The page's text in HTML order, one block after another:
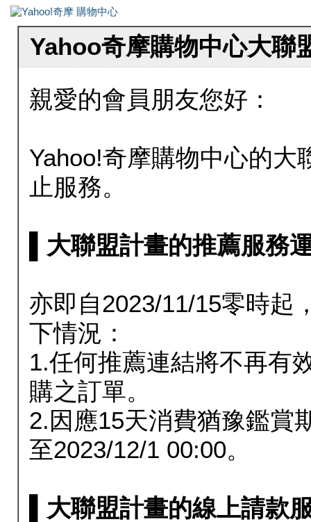
Yahoo奇摩購物中心大聯
親愛的會員朋友您好：
Yahoo!奇摩購物中心的大
止服務。
▌大聯盟計畫的推薦服務
亦即自2023/11/15零時起
下情況：
1.任何推薦連結將不再有
購之訂單。
2.因應15天消費猶豫鑑賞
至2023/12/1 00:00。
▌大聯盟計畫的線上請款